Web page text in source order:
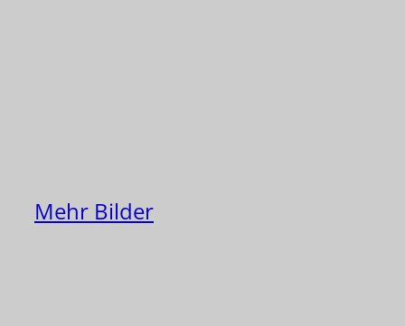
Mehr Bilder